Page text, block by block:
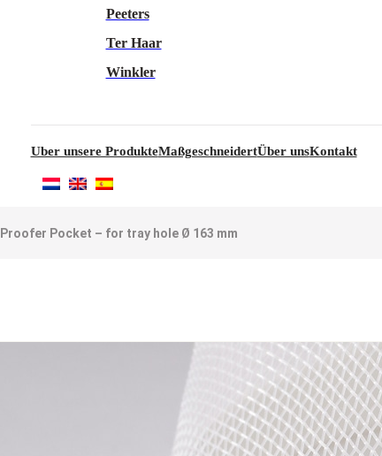
Peeters
Ter Haar
Winkler
Uber unsere ProdukteMaßgeschneidertÜber unsKontakt
Proofer Pocket – for tray hole Ø 163 mm